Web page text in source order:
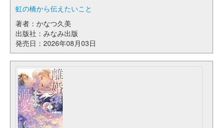
虹の橋から伝えたいこと
著者：かなつ久美
出版社：みなみ出版
発売日：2026年08月03日